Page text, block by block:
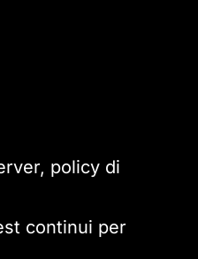
policy di
continui per